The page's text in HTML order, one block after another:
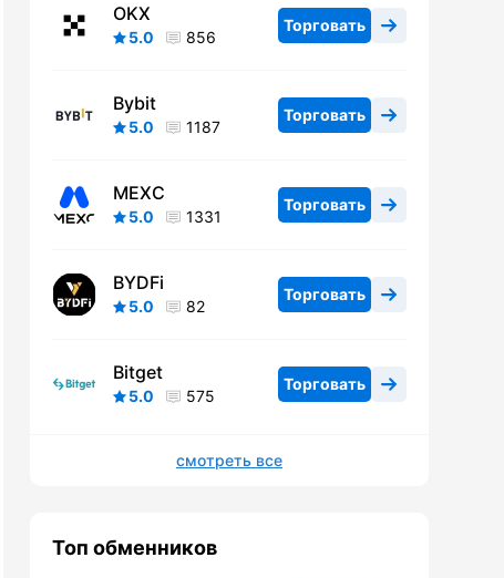
OKX
5.0 856
Торговать
Bybit
5.0 1187
Торговать
MEXC
5.0 1331
Торговать
BYDFi
5.0 82
Торговать
Bitget
5.0 575
Торговать
смотреть все
Топ обменников